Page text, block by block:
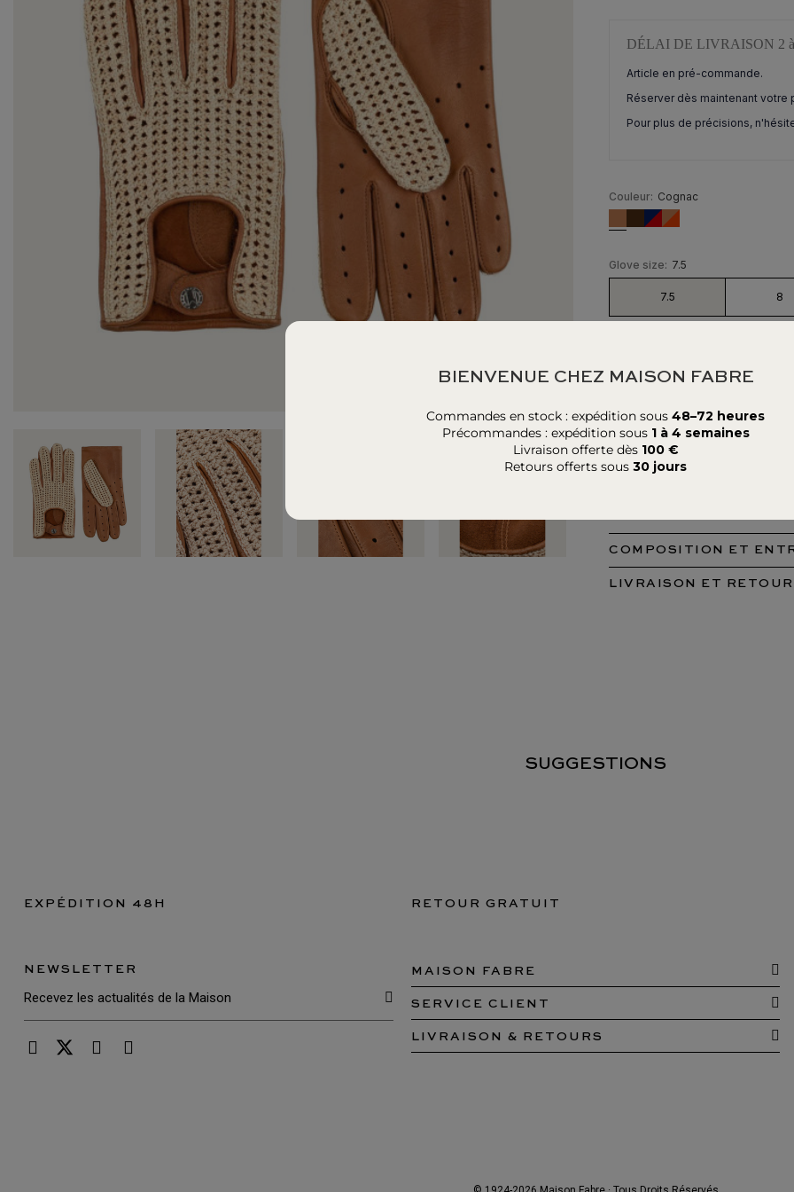
DÉLAI DE LIVRAISON 2 à
Article en pré-commande.
Réserver dès maintenant votre
Pour plus de précisions,
Couleur: Cognac
Glove size: 7.5
7.5 8
Options de paiement rapides
Mitaines homme 50% cuir
COMPOSITION ET
LIVRAISON ET
SUGGESTIONS
EXPÉDITION 48H RETOUR GRATUIT
NEWSLETTER MAISON FABRE
SERVICE CLIENT
LIVRAISON & RETOURS
BIENVENUE CHEZ MAISON FABRE
Commandes en stock : expédition sous 48–72 heures
Précommandes : expédition sous 1 à 4 semaines
Livraison offerte dès 100 €
Retours offerts sous 30 jours